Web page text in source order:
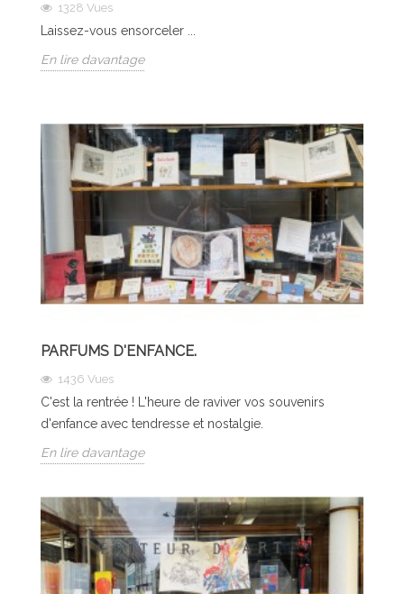
1328 Vues
Laissez-vous ensorceler ...
En lire davantage
PARFUMS D'ENFANCE.
1436 Vues
C'est la rentrée ! L'heure de raviver vos souvenirs
d'enfance avec tendresse et nostalgie.
En lire davantage